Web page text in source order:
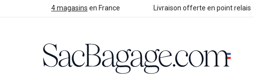
4 magasins en France Livraison offerte en point relais